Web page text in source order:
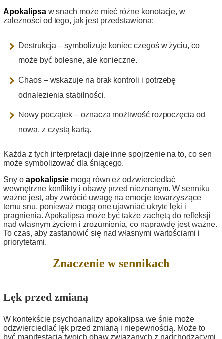
Apokalipsa w snach może mieć różne konotacje, w
zależności od tego, jak jest przedstawiona:
Destrukcja – symbolizuje koniec czegoś w życiu, co
może być bolesne, ale konieczne.
Chaos – wskazuje na brak kontroli i potrzebę
odnalezienia stabilności.
Nowy początek – oznacza możliwość rozpoczęcia od
nowa, z czystą kartą.
Każda z tych interpretacji daje inne spojrzenie na to, co sen
może symbolizować dla śniącego.
Sny o apokalipsie mogą również odzwierciedlać
wewnętrzne konflikty i obawy przed nieznanym. W senniku
ważne jest, aby zwrócić uwagę na emocje towarzyszące
temu snu, ponieważ mogą one ujawniać ukryte lęki i
pragnienia. Apokalipsa może być także zachętą do refleksji
nad własnym życiem i zrozumienia, co naprawdę jest ważne.
To czas, aby zastanowić się nad własnymi wartościami i
priorytetami.
Znaczenie w sennikach
Lęk przed zmianą
W kontekście psychoanalizy apokalipsa we śnie może
odzwierciedlać lęk przed zmianą i niepewnością. Może to
być manifestacja twoich obaw związanych z nadchodzącymi